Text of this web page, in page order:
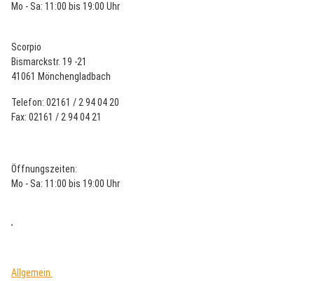
Mo - Sa: 11:00 bis 19:00 Uhr
Scorpio
Bismarckstr. 19 -21
41061 Mönchengladbach
Telefon: 02161 / 2 94 04 20
Fax: 02161 / 2 94 04 21
Öffnungszeiten:
Mo - Sa: 11:00 bis 19:00 Uhr
Allgemein